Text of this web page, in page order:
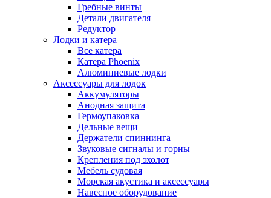
Гребные винты
Детали двигателя
Редуктор
Лодки и катера
Все катера
Катера Phoenix
Алюминиевые лодки
Аксессуары для лодок
Аккумуляторы
Анодная защита
Гермоупаковка
Дельные вещи
Держатели спиннинга
Звуковые сигналы и горны
Крепления под эхолот
Мебель судовая
Морская акустика и аксессуары
Навесное оборудование